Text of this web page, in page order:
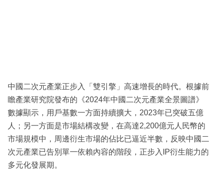
區
中國二次元產業正步入「雙引擎」高速增長的時代。根據前
瞻產業研究院發布的《2024年中國二次元產業全景圖譜》
數據顯示，用戶基數一方面持續擴大，2023年已突破五億
人；另一方面是市場結構改變，在高達2,200億元人民幣的
市場規模中，周邊衍生市場的佔比已逼近半數，反映中國二
次元產業已告別單一依賴內容的階段，正步入IP衍生能力的
多元化發展期。